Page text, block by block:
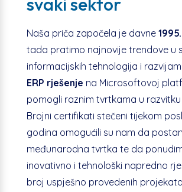
Naša priča započela je davne 1995.
tada pratimo najnovije trendove u
informacijskih tehnologija i
ERP rješenje na Microsoftovoj
pomogli raznim tvrtkama u
Brojni certifikati stečeni tijekom
godina omogućili su nam da
međunarodna tvrtka te da
inovativno i tehnološki napredno
broj uspješno provedenih